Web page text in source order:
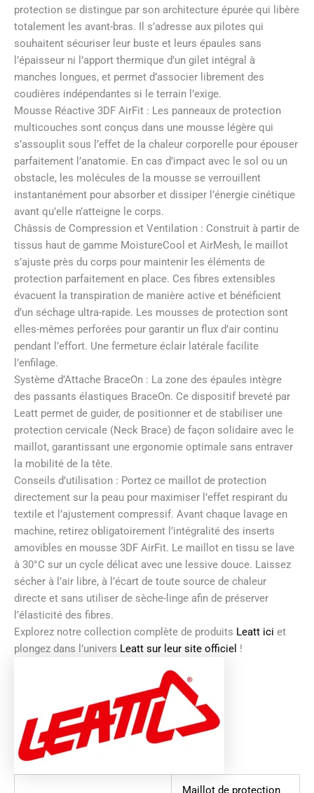
protection se distingue par son architecture épurée qui libère
totalement les avant-bras. Il s’adresse aux pilotes qui
souhaitent sécuriser leur buste et leurs épaules sans
l’épaisseur ni l’apport thermique d’un gilet intégral à
manches longues, et permet d’associer librement des
coudières indépendantes si le terrain l’exige.
Mousse Réactive 3DF AirFit : Les panneaux de protection
multicouches sont conçus dans une mousse légère qui
s’assouplit sous l’effet de la chaleur corporelle pour épouser
parfaitement l’anatomie. En cas d’impact avec le sol ou un
obstacle, les molécules de la mousse se verrouillent
instantanément pour absorber et dissiper l’énergie cinétique
avant qu’elle n’atteigne le corps.
Châssis de Compression et Ventilation : Construit à partir de
tissus haut de gamme MoistureCool et AirMesh, le maillot
s’ajuste près du corps pour maintenir les éléments de
protection parfaitement en place. Ces fibres extensibles
évacuent la transpiration de manière active et bénéficient
d’un séchage ultra-rapide. Les mousses de protection sont
elles-mêmes perforées pour garantir un flux d’air continu
pendant l’effort. Une fermeture éclair latérale facilite
l’enfilage.
Système d’Attache BraceOn : La zone des épaules intègre
des passants élastiques BraceOn. Ce dispositif breveté par
Leatt permet de guider, de positionner et de stabiliser une
protection cervicale (Neck Brace) de façon solidaire avec le
maillot, garantissant une ergonomie optimale sans entraver
la mobilité de la tête.
Conseils d’utilisation : Portez ce maillot de protection
directement sur la peau pour maximiser l’effet respirant du
textile et l’ajustement compressif. Avant chaque lavage en
machine, retirez obligatoirement l’intégralité des inserts
amovibles en mousse 3DF AirFit. Le maillot en tissu se lave
à 30°C sur un cycle délicat avec une lessive douce. Laissez
sécher à l’air libre, à l’écart de toute source de chaleur
directe et sans utiliser de sèche-linge afin de préserver
l’élasticité des fibres.
Explorez notre collection complète de produits Leatt ici et
plongez dans l’univers Leatt sur leur site officiel !
Maillot de protection